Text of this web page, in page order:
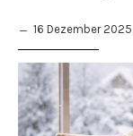
16 Dezember 2025